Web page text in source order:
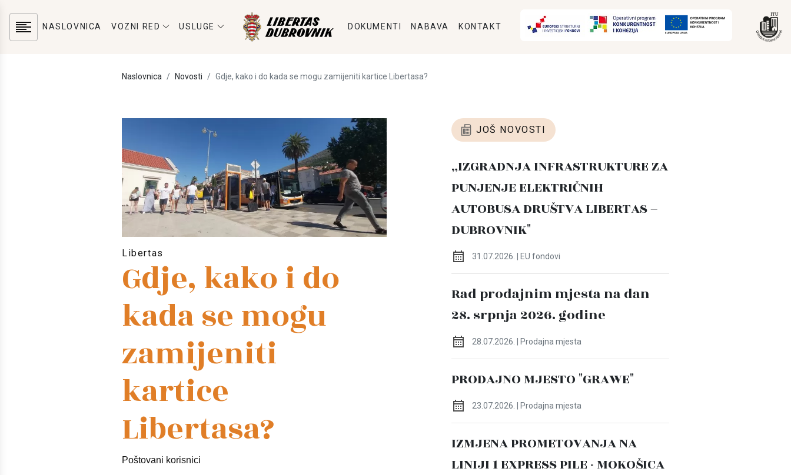
NASLOVNICA VOZNI RED USLUGE DOKUMENTI NABAVA KONTAKT
Naslovnica Novosti Gdje, kako i do kada se mogu zamijeniti kartice Libertasa?
Libertas
Gdje, kako i do
kada se mogu
zamijeniti
kartice
Libertasa?
Poštovani korisnici
JOŠ NOVOSTI
„IZGRADNJA INFRASTRUKTURE ZA
PUNJENJE ELEKTRIČNIH
AUTOBUSA DRUŠTVA LIBERTAS –
DUBROVNIK"
31.07.2026. | EU fondovi
Rad prodajnim mjesta na dan
28. srpnja 2026. godine
28.07.2026. | Prodajna mjesta
PRODAJNO MJESTO "GRAWE"
23.07.2026. | Prodajna mjesta
IZMJENA PROMETOVANJA NA
LINIJI 1 EXPRESS PILE - MOKOŠICA